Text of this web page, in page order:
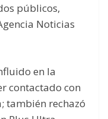
públicos,
Noticias
en la
contactado con
también rechazó